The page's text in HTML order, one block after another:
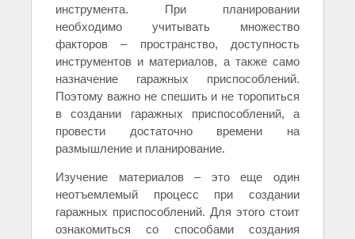
инструмента. При планировании
необходимо учитывать множество
факторов – пространство, доступность
инструментов и материалов, а также само
назначение гаражных приспособлений.
Поэтому важно не спешить и не торопиться
в создании гаражных приспособлений, а
провести достаточно времени на
размышление и планирование.
Изучение материалов – это еще один
неотъемлемый процесс при создании
гаражных приспособлений. Для этого стоит
ознакомиться со способами создания